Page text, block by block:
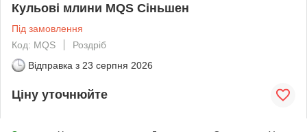
Кульові млини MQS Сіньшен
Під замовлення
Код: MQS
Роздріб
Відправка з 23 серпня 2026
Ціну уточнюйте